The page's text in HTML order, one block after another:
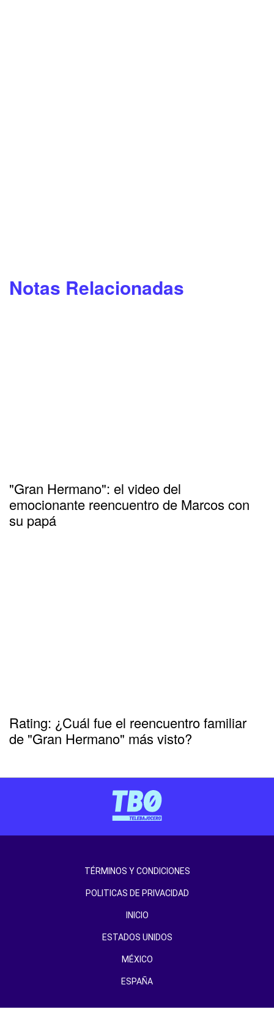
Notas Relacionadas
"Gran Hermano": el video del
emocionante reencuentro de Marcos con
su papá
Rating: ¿Cuál fue el reencuentro familiar
de "Gran Hermano" más visto?
TÉRMINOS Y CONDICIONES
POLITICAS DE PRIVACIDAD
INICIO
ESTADOS UNIDOS
MÉXICO
ESPAÑA